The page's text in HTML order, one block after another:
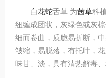
白花蛇舌草 为茜草科
纽缠成团状，灰绿色或灰
细而卷曲，质脆易折断，
皱缩，易脱落，有托叶，
味甘、淡，具有清热解毒